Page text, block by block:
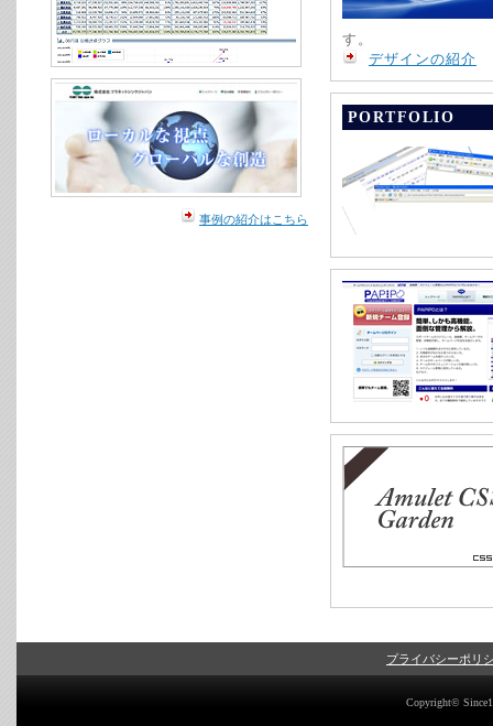
事例の紹介はこちら
す。
デザインの紹介
PORTFOLIO
プライバシーポリ
Copyright©